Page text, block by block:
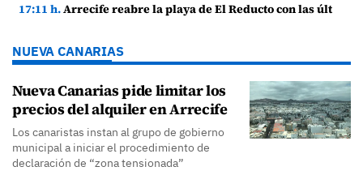
17:11 h.Arrecife reabre la playa de El Reducto con las últimas analíticas mostrando "una buena calidad de las aguas para el baño"
NUEVA CANARIAS
Nueva Canarias pide limitar los
precios del alquiler en Arrecife
Los canaristas instan al grupo de gobierno
municipal a iniciar el procedimiento de
declaración de “zona tensionada”